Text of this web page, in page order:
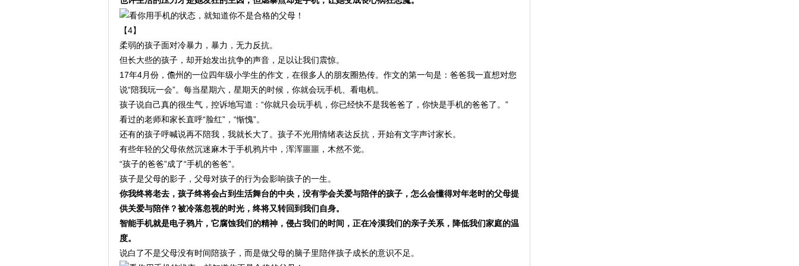
【4】
柔弱的孩子面对冷暴力，暴力，无力反抗。
但长大些的孩子，却开始发出抗争的声音，足以让我们震惊。
17年4月份，儋州的一位四年级小学生的作文，在很多人的朋友圈热传。作文的第一句是：爸爸我一直想对您
说“陪我玩一会”。每当星期六，星期天的时候，你就会玩手机、看电机。
孩子说自己真的很生气，控诉地写道：“你就只会玩手机，你已经快不是我爸爸了，你快是手机的爸爸了。”
看过的老师和家长直呼“脸红”，“惭愧”。
还有的孩子呼喊说再不陪我，我就长大了。孩子不光用情绪表达反抗，开始有文字声讨家长。
有些年轻的父母依然沉迷麻木于手机鸦片中，浑浑噩噩，木然不觉。
“孩子的爸爸”成了“手机的爸爸”。
孩子是父母的影子，父母对孩子的行为会影响孩子的一生。
你我终将老去，孩子终将会占到生活舞台的中央，没有学会关爱与陪伴的孩子，怎么会懂得对年老时的父母提
供关爱与陪伴？被冷落忽视的时光，终将又转回到我们自身。
智能手机就是电子鸦片，它腐蚀我们的精神，侵占我们的时间，正在冷漠我们的亲子关系，降低我们家庭的温
度。
说白了不是父母没有时间陪孩子，而是做父母的脑子里陪伴孩子成长的意识不足。